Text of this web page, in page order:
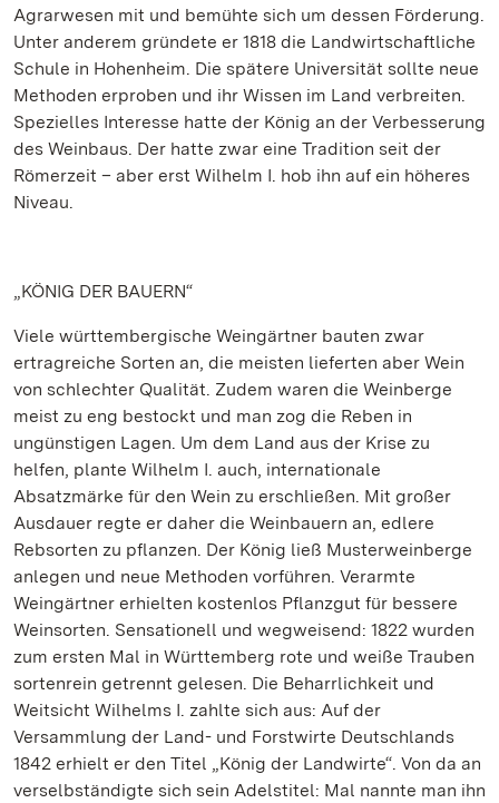
Agrarwesen mit und bemühte sich um dessen Förderung.
Unter anderem gründete er 1818 die Landwirtschaftliche
Schule in Hohenheim. Die spätere Universität sollte neue
Methoden erproben und ihr Wissen im Land verbreiten.
Spezielles Interesse hatte der König an der Verbesserung
des Weinbaus. Der hatte zwar eine Tradition seit der
Römerzeit – aber erst Wilhelm I. hob ihn auf ein höheres
Niveau.
„KÖNIG DER BAUERN“
Viele württembergische Weingärtner bauten zwar
ertragreiche Sorten an, die meisten lieferten aber Wein
von schlechter Qualität. Zudem waren die Weinberge
meist zu eng bestockt und man zog die Reben in
ungünstigen Lagen. Um dem Land aus der Krise zu
helfen, plante Wilhelm I. auch, internationale
Absatzmärke für den Wein zu erschließen. Mit großer
Ausdauer regte er daher die Weinbauern an, edlere
Rebsorten zu pflanzen. Der König ließ Musterweinberge
anlegen und neue Methoden vorführen. Verarmte
Weingärtner erhielten kostenlos Pflanzgut für bessere
Weinsorten. Sensationell und wegweisend: 1822 wurden
zum ersten Mal in Württemberg rote und weiße Trauben
sortenrein getrennt gelesen. Die Beharrlichkeit und
Weitsicht Wilhelms I. zahlte sich aus: Auf der
Versammlung der Land- und Forstwirte Deutschlands
1842 erhielt er den Titel „König der Landwirte“. Von da an
verselbständigte sich sein Adelstitel: Mal nannte man ihn